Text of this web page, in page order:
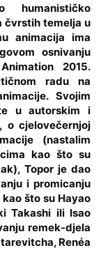
čvrstih temelja u
animacija ima
osnivanju
2015.
radu na
Svojim
u autorskim i
o cjelovečernjoj
(nastalim
kao što su
Topor je dao
i promicanju
što su Hayao
Takashi ili Isao
remek-djela
Renéa